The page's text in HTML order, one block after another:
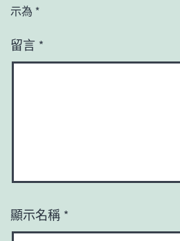
示為 *
留言 *
顯示名稱 *